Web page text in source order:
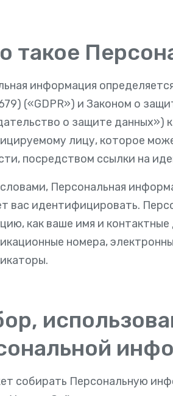
такое
информация
(«GDPR») и Законом о
о защите данных»)
лицу, которое
посредством ссылки на
Персональная
вас идентифицировать.
как ваше имя и
номера,
собирать Персональную